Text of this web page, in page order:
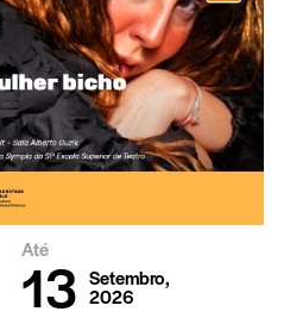
Até
13 Setembro,
2026